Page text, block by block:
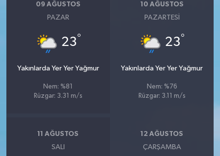
09 AĞUSTOS
PAZAR
23°
Yakınlarda Yer Yer Yağmur
Nem: %81
Rüzgar: 3.31 m/s
10 AĞUSTOS
PAZARTESI
23°
Yakınlarda Yer Yer Yağmur
Nem: %76
Rüzgar: 3.11 m/s
11 AĞUSTOS
SALI
12 AĞUSTOS
ÇARŞAMBA